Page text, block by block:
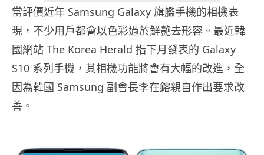
當評價近年 Samsung Galaxy 旗艦手機的相機表
現，不少用戶都會以色彩過於鮮艷去形容。最近韓
國網站 The Korea Herald 指下月發表的 Galaxy
S10 系列手機，其相機功能將會有大幅的改進，全
因為韓國 Samsung 副會長李在鎔親自作出要求改
善。